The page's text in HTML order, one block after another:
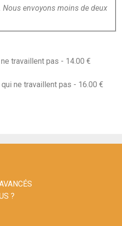
envoyons moins de deux
travaillent pas - 14.00 €
ne travaillent pas - 16.00 €
?